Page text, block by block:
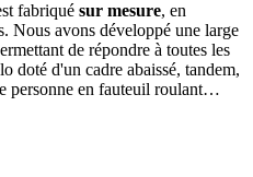
fabriqué sur mesure, en
Nous avons développé une large
de répondre à toutes les
doté d'un cadre abaissé, tandem,
personne en fauteuil roulant…